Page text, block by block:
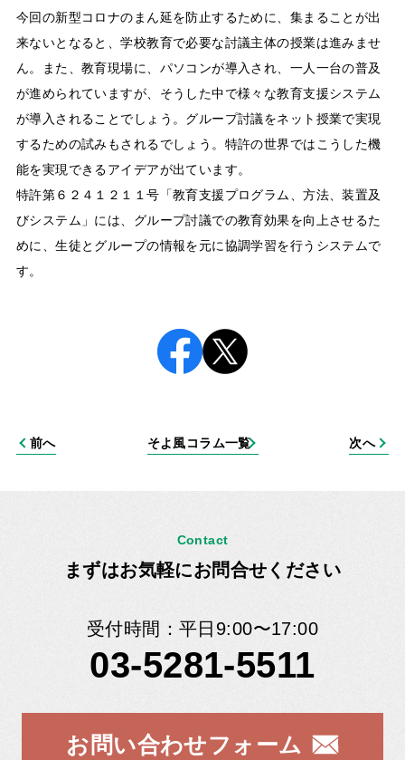
今回の新型コロナのまん延を防止するために、集まることが出
来ないとなると、学校教育で必要な討議主体の授業は進みませ
ん。また、教育現場に、パソコンが導入され、一人一台の普及
が進められていますが、そうした中で様々な教育支援システム
が導入されることでしょう。グループ討議をネット授業で実現
するための試みもされるでしょう。特許の世界ではこうした機
能を実現できるアイデアが出ています。
特許第６２４１２１１号「教育支援プログラム、方法、装置及
びシステム」には、グループ討議での教育効果を向上させるた
めに、生徒とグループの情報を元に協調学習を行うシステムで
す。
前へ そよ風コラム一覧 次へ
Contact
まずはお気軽にお問合せください
受付時間：平日9:00〜17:00
03-5281-5511
お問い合わせフォーム